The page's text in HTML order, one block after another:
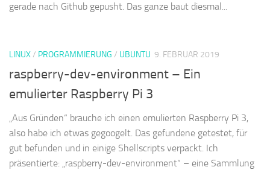
gerade nach Github gepusht. Das ganze baut diesmal...
LINUX/ PROGRAMMIERUNG / UBUNTU 9. FEBRUAR 2019
raspberry-dev-environment – Ein
emulierter Raspberry Pi 3
„Aus Gründen“ brauche ich einen emulierten Raspberry Pi 3,
also habe ich etwas gegoogelt. Das gefundene getestet, für
gut befunden und in einige Shellscripts verpackt. Ich
präsentierte: „raspberry-dev-environment“ – eine Sammlung